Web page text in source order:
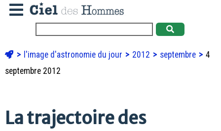
l'image d'astronomie du jour 2012 septembre
4
septembre 2012
La trajectoire des